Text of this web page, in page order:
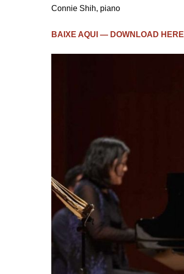
Connie Shih, piano
BAIXE AQUI — DOWNLOAD HERE